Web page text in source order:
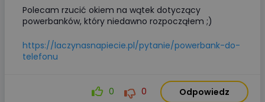
Polecam rzucić okiem na wątek dotyczący
powerbanków, który niedawno rozpocząłem ;)
https://laczynasnapiecie.pl/pytanie/powerbank-do-
telefonu
0 0 Odpowiedz